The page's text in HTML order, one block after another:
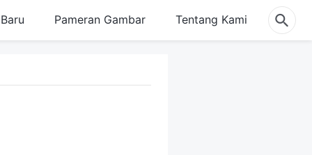
Pameran Gambar Tentang Kami